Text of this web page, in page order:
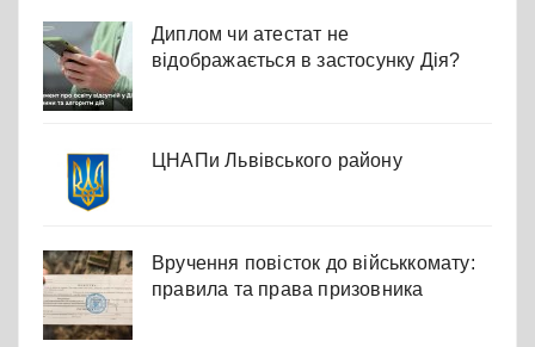
Диплом чи атестат не
відображається в застосунку Дія?
ЦНАПи Львівського району
Вручення повісток до військкомату:
правила та права призовника